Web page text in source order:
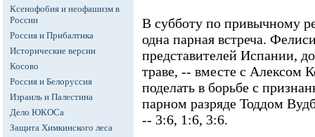
Ксенофобия и неофашизм в
России
Россия и Прибалтика
Исторические версии
Косово
Россия и Белоруссия
Израиль и Палестина
Дело ЮКОСа
Защита Химкинского леса
В субботу по привычному
одна парная встреча.
представителей Испании,
траве, -- вместе с Алексом
поделать в борьбе с
парном разряде Тоддом
-- 3:6, 1:6, 3:6.